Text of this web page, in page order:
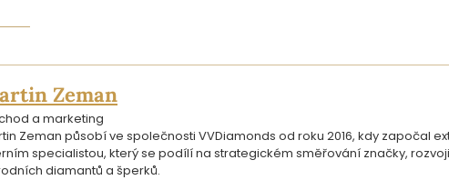
Zeman
a marketing
Zeman působí ve společnosti VVDiamonds od roku 2016, kdy započal
specialistou, který se podílí na strategickém směřování značky,
diamantů a šperků.